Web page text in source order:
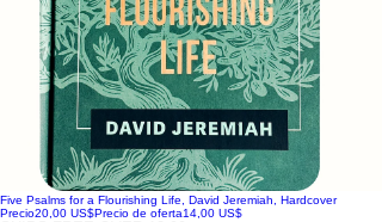
Five Psalms for a Flourishing Life, David Jeremiah, Hardcover
Precio20,00 US$Precio de oferta14,00 US$